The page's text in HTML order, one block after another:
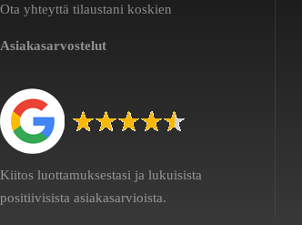
Ota yhteyttä tilaustani koskien
Asiakasarvostelut
Kiitos luottamuksestasi ja lukuisista
positiivisista asiakasarvioista.